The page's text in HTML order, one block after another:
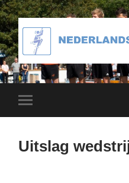
mobiel
Uitslag